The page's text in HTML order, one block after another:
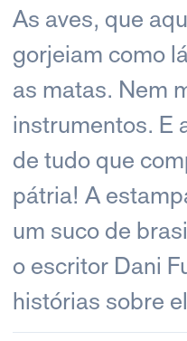
As aves, que
gorjeiam como
as matas. Nem
instrumentos. E
de tudo que
pátria! A
um suco de
o escritor Dani
histórias sobre